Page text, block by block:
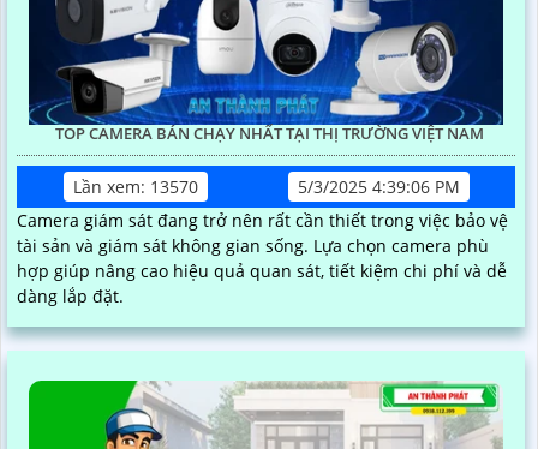
TOP CAMERA BÁN CHẠY NHẤT TẠI THỊ TRƯỜNG VIỆT NAM
Lần xem: 13570
5/3/2025 4:39:06 PM
Camera giám sát đang trở nên rất cần thiết trong việc bảo vệ
tài sản và giám sát không gian sống. Lựa chọn camera phù
hợp giúp nâng cao hiệu quả quan sát, tiết kiệm chi phí và dễ
dàng lắp đặt.